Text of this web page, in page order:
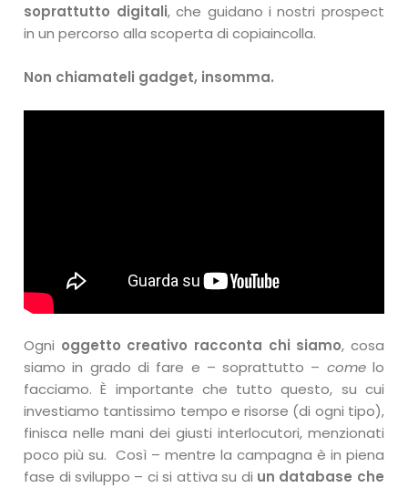
soprattutto digitali, che guidano i nostri prospect
in un percorso alla scoperta di copiaincolla.
Non chiamateli gadget, insomma.
Ogni oggetto creativo racconta chi siamo, cosa
siamo in grado di fare e – soprattutto – comelo
facciamo. È importante che tutto questo, su cui
investiamo tantissimo tempo e risorse (di ogni tipo),
finisca nelle mani dei giusti interlocutori, menzionati
poco più su. Così – mentre la campagna è in piena
fase di sviluppo – ci si attiva su di un database che